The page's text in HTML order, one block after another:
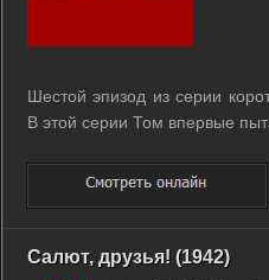
Шестой эпизод из серии
В этой серии Том впервые
Салют, друзья! (1942)